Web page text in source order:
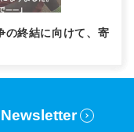
の終結に向けて、寄
Newsletter